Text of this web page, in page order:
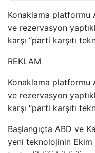
Konaklama
ve rezervasyon
karşı “parti karşıtı
REKLAM
Konaklama
ve rezervasyon
karşı “parti karşıtı
Başlangıçta ABD ve
yeni teknolojinin Ekim